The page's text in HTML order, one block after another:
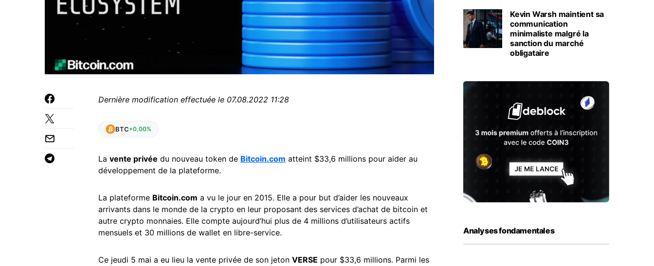
Dernière modification effectuée le 07.08.2022 11:28
BTC+0,00%
La vente privée du nouveau token de Bitcoin.com atteint $33,6 millions pour aider au
développement de la plateforme.
La plateforme Bitcoin.com a vu le jour en 2015. Elle a pour but d’aider les nouveaux
arrivants dans le monde de la crypto en leur proposant des services d’achat de bitcoin et
autre crypto monnaies. Elle compte aujourd’hui plus de 4 millions d’utilisateurs actifs
mensuels et 30 millions de wallet en libre-service.
Ce jeudi 5 mai a eu lieu la vente privée de son jeton VERSE pour $33,6 millions. Parmi les
Kevin Warsh maintient sa
communication
minimaliste malgré la
sanction du marché
obligataire
Analyses fondamentales